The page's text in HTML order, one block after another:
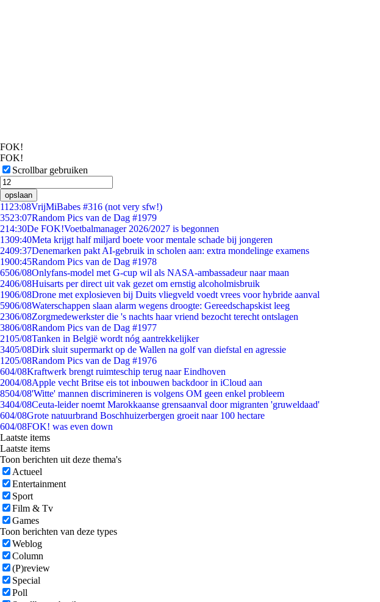
FOK!
FOK!
Scrollbar gebruiken
opslaan
11 23:08VrijMiBabes #316 (not very sfw!)
3523:07Random Pics van de Dag #1979
214:30De FOK!Voetbalmanager 2026/2027 is begonnen
1309:40Meta krijgt half miljard boete voor mentale schade bij jongeren
2409:37Denemarken pakt AI-gebruik in scholen aan: extra mondelinge examens
1900:45Random Pics van de Dag #1978
6506/08Onlyfans-model met G-cup wil als NASA-ambassadeur naar maan
2406/08Huisarts per direct uit vak gezet om ernstig alcoholmisbruik
1906/08Drone met explosieven bij Duits vliegveld voedt vrees voor hybride aanval
5906/08Waterschappen slaan alarm wegens droogte: Gereedschapskist leeg
2306/08Zorgmedewerkster die 's nachts haar vriend bezocht terecht ontslagen
3806/08Random Pics van de Dag #1977
2105/08Tanken in België wordt nóg aantrekkelijker
3405/08Dirk sluit supermarkt op de Wallen na golf van diefstal en agressie
1205/08Random Pics van de Dag #1976
604/08Kraftwerk brengt ruimteschip terug naar Eindhoven
2004/08Apple vecht Britse eis tot inbouwen backdoor in iCloud aan
8504/08'Witte' mannen discrimineren is volgens OM geen enkel probleem
3404/08Ceuta-leider noemt Marokkaanse grensaanval door migranten 'gruweldaad'
604/08Grote natuurbrand Boschhuizerbergen groeit naar 100 hectare
604/08FOK! was even down
Laatste items
Laatste items
Toon berichten uit deze thema's
Actueel
Entertainment
Sport
Film & Tv
Games
Toon berichten van deze types
Weblog
Column
(P)review
Special
Poll